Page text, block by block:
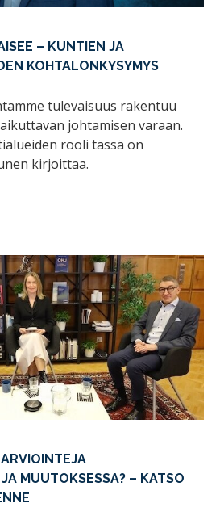
– KUNTIEN JA
KOHTALONKYSYMYS
tulevaisuus rakentuu
johtamisen varaan.
rooli tässä on
kirjoittaa.
MUUTOKSESSA? – KATSO